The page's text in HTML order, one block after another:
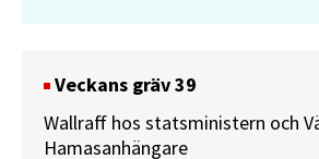
Veckans gräv 39
Wallraff hos statsministern och
Hamasanhängare